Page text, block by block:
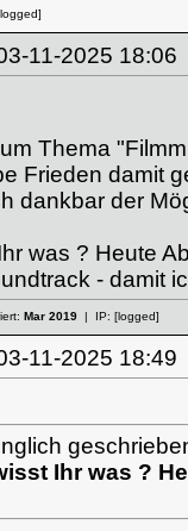
11-2025
Thema
Frieden damit
dankbar der
was ? Heute
- damit
Mar 2019| IP: [logged]
11-2025
Ihr was ?